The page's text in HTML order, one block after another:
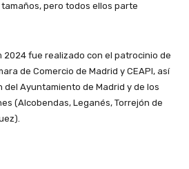
pero todos ellos parte
2024 fue realizado con el patrocinio de
de Comercio de Madrid y CEAPI, así
del Ayuntamiento de Madrid y de los
(Alcobendas, Leganés, Torrejón de